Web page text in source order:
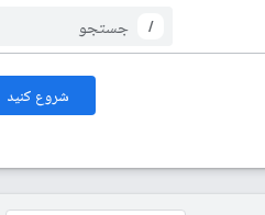
/
شروع کنید